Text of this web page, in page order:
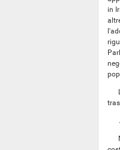
in